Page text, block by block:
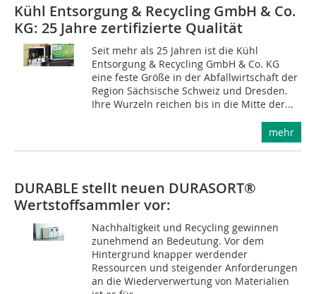
Kühl Entsorgung & Recycling GmbH & Co.
KG: 25 Jahre zertifizierte Qualität
Seit mehr als 25 Jahren ist die Kühl
Entsorgung & Recycling GmbH & Co. KG
eine feste Größe in der Abfallwirtschaft der
Region Sächsische Schweiz und Dresden.
Ihre Wurzeln reichen bis in die Mitte der...
mehr
DURABLE stellt neuen DURASORT®
Wertstoffsammler vor:
Nachhaltigkeit und Recycling gewinnen
zunehmend an Bedeutung. Vor dem
Hintergrund knapper werdender
Ressourcen und steigender Anforderungen
an die Wiederverwertung von Materialien